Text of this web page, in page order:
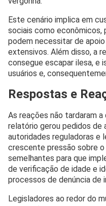
Este cenário implica em
sociais como econômicos,
podem necessitar de
extensivos. Além disso, a
consegue escapar ilesa, e
usuários e,
Respostas e
As reações não tardaram a
relatório gerou pedidos de
autoridades reguladoras e
crescente pressão sobre
semelhantes para que
de verificação de idade e
processos de denúncia de
Legisladores ao redor do